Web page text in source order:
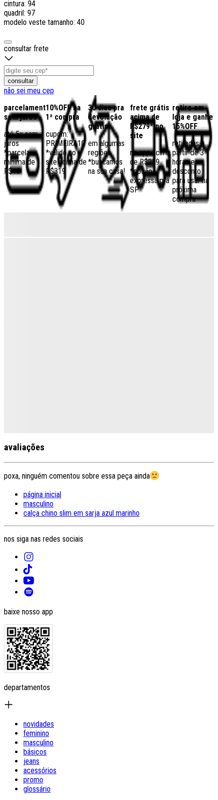
cintura: 94
quadril: 97
modelo veste tamanho: 40
consultar frete
consultar
não sei meu cep
parcelamento
sem juros
até 5x sem
juros
*parcela
mínima de
R$40
10%OFF na
1ª compra
cupom:
PRIMEIRA10
*válido no
site acima de
R$319
30 dias pra
devolução
grátis
em algumas
regiões,
*buscamos
na sua casa!
frete grátis
acima de
R$279* no
site
no app acima
de R$259
*opção
expressa pra
SP
retire em
loja e ganhe
15%OFF
retiradas a
partir de 3
horas e
desconto
para usar na
próxima
compra
avaliações
poxa, ninguém comentou sobre essa peça ainda
página inicial
masculino
calça chino slim em sarja azul marinho
nos siga nas redes sociais
baixe nosso app
departamentos
novidades
feminino
masculino
básicos
jeans
acessórios
promo
glossário